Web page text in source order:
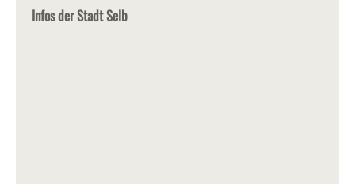
Infos der Stadt Selb